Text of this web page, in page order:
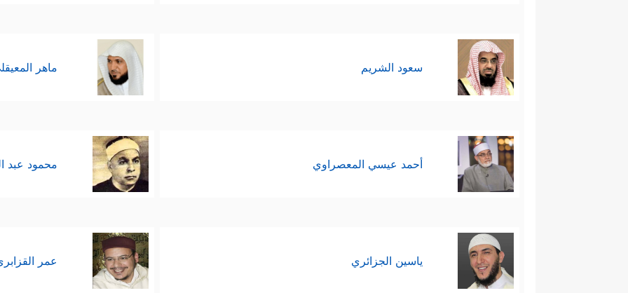
سعود الشريم ماهر
أحمد عيسي المعصراوي محمود عبد
ياسين الجزائري عمر